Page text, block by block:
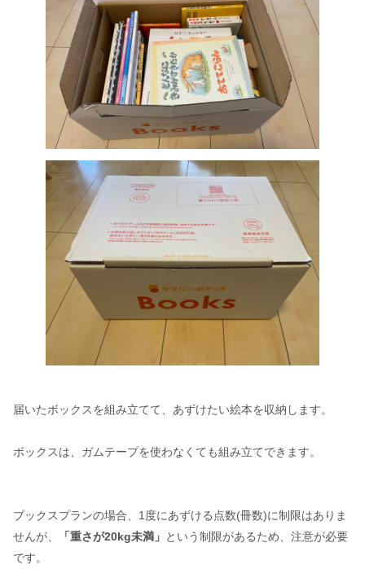
届いたボックスを組み立てて、あずけたい絵本を収納します。
ボックスは、ガムテープを使わなくても組み立てできます。
ブックスプランの場合、1度にあずける点数(冊数)に制限はありま
せんが、
「重さが20kg未満」 という制限があるため、注意が必要
です。